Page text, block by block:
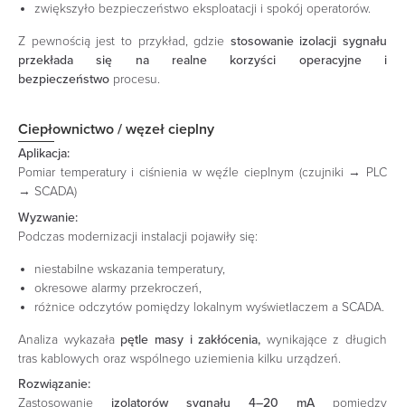
zwiększyło bezpieczeństwo eksploatacji i spokój operatorów.
Z pewnością jest to przykład, gdzie stosowanie izolacji sygnału
przekłada się na realne korzyści operacyjne i
bezpieczeństwo procesu.
Ciepłownictwo / węzeł cieplny
Aplikacja:
Pomiar temperatury i ciśnienia w węźle cieplnym (czujniki → PLC
→ SCADA)
Wyzwanie:
Podczas modernizacji instalacji pojawiły się:
niestabilne wskazania temperatury,
okresowe alarmy przekroczeń,
różnice odczytów pomiędzy lokalnym wyświetlaczem a SCADA.
Analiza wykazała pętle masy i zakłócenia, wynikające z długich
tras kablowych oraz wspólnego uziemienia kilku urządzeń.
Rozwiązanie:
Zastosowanie izolatorów sygnału 4–20 mA pomiędzy